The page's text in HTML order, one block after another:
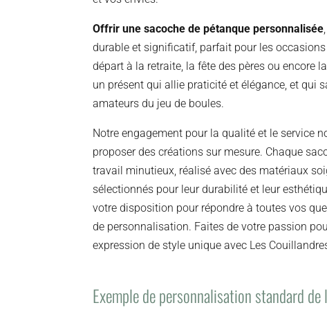
Offrir une sacoche de pétanque personnalisée
durable et significatif, parfait pour les
départ à la retraite, la fête des pères ou encore
un présent qui allie praticité et élégance, et qui
amateurs du jeu de boules.
Notre engagement pour la qualité et le service
proposer des créations sur mesure. Chaque
travail minutieux, réalisé avec des matériaux
sélectionnés pour leur durabilité et leur
votre disposition pour répondre à toutes vos
de personnalisation. Faites de votre passion
expression de style unique avec Les
Exemple de personnalisation standard de